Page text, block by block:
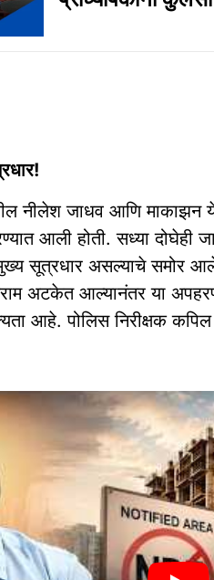
नीलेश जाधव आणि माकाझन
आली होती. सध्या दोघेही
सूत्रधार असल्याचे समोर
अटकेत आल्यानंतर या
आहे. पोलिस निरीक्षक